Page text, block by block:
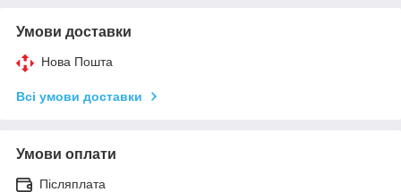
Умови доставки
Нова Пошта
Всі умови доставки
Умови оплати
Післяплата